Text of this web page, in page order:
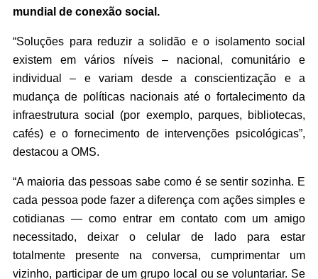
mundial de conexão social.
“Soluções para reduzir a solidão e o isolamento social
existem em vários níveis – nacional, comunitário e
individual – e variam desde a conscientização e a
mudança de políticas nacionais até o fortalecimento da
infraestrutura social (por exemplo, parques, bibliotecas,
cafés) e o fornecimento de intervenções psicológicas”,
destacou a OMS.
“A maioria das pessoas sabe como é se sentir sozinha. E
cada pessoa pode fazer a diferença com ações simples e
cotidianas — como entrar em contato com um amigo
necessitado, deixar o celular de lado para estar
totalmente presente na conversa, cumprimentar um
vizinho, participar de um grupo local ou se voluntariar. Se